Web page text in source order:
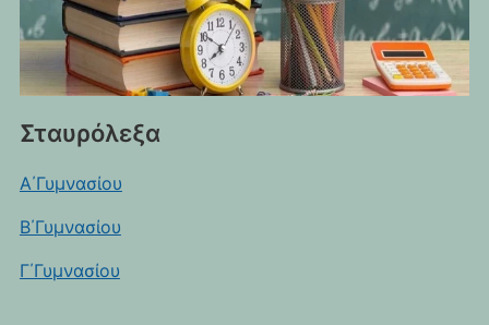
Σταυρόλεξα
Α΄Γυμνασίου
Β΄Γυμνασίου
Γ΄Γυμνασίου